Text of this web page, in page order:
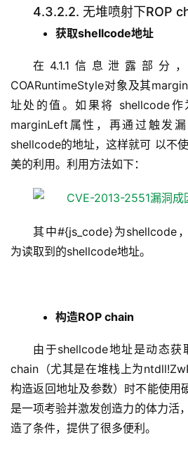
4.3.2.2. 无堆喷射下ROP
获取shellcode地址
在4.1.1信息泄露部分
COARuntimeStyle对象及其
址处的值。如果将 shellcode作
marginLeft属性，再通过触发
shellcode的地址，这样就可 以不
美的利用。利用方法如下：
其中#{js_code}为shellcode
为读取到的shellcode地址。
构造ROP chain
由于shellcode地址是动态获
chain（尤其是在堆栈上为
构造返回地址及参数）时不能使用
是一项考验并激发创造力的体力活
造了条件，提供了很多便利。